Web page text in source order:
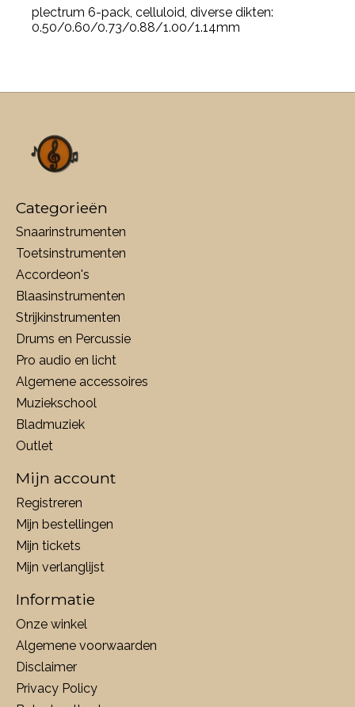
plectrum 6-pack, celluloid, diverse dikten:
0.50/0.60/0.73/0.88/1.00/1.14mm
Categorieën
Snaarinstrumenten
Toetsinstrumenten
Accordeon's
Blaasinstrumenten
Strijkinstrumenten
Drums en Percussie
Pro audio en licht
Algemene accessoires
Muziekschool
Bladmuziek
Outlet
Mijn account
Registreren
Mijn bestellingen
Mijn tickets
Mijn verlanglijst
Informatie
Onze winkel
Algemene voorwaarden
Disclaimer
Privacy Policy